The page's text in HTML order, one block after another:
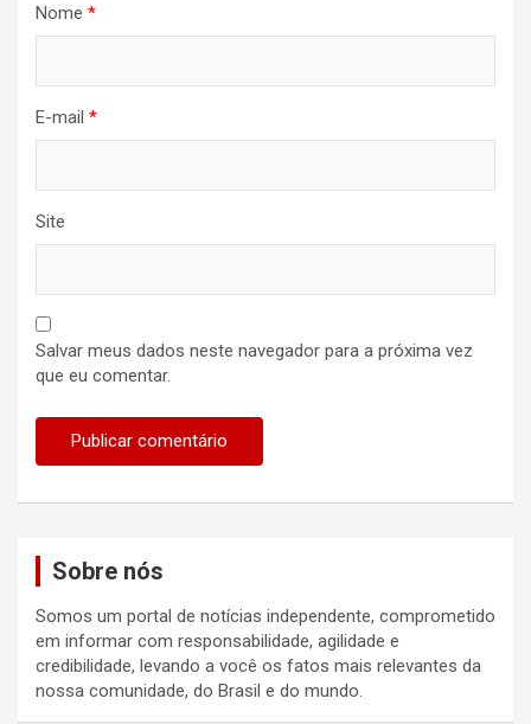
Nome *
E-mail *
Site
Salvar meus dados neste navegador para a próxima vez
que eu comentar.
Sobre nós
Somos um portal de notícias independente, comprometido
em informar com responsabilidade, agilidade e
credibilidade, levando a você os fatos mais relevantes da
nossa comunidade, do Brasil e do mundo.